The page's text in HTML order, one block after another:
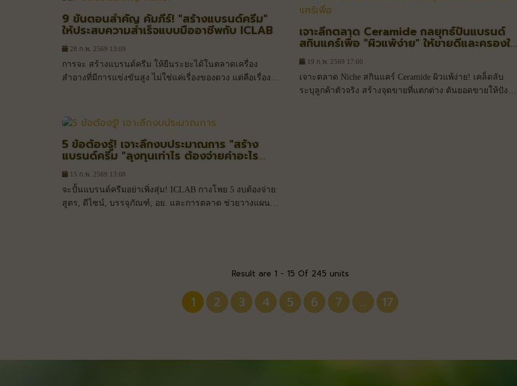
ไงดีไม่ให้เจ๊ง?"
9 ขั้นตอนสำคัญ คัมภีร์! "สร้างแบรนด์ครีม"
ให้ประสบความสำเร็จแบบมืออาชีพกับ ICLAB
28 ก.พ. 2569 13:09
การจะ สร้างแบรนด์ครีม ให้ยืนระยะได้ในตลาดเครื่อง
สำอางที่มีการแข่งขันสูง ไม่ใช่แค่เรื่องของดวง แต่คือเรื่อง
เจาะลึกตลาด Ceramide กลยุทธ์ปั้นแบรนด์
สกินแคร์เพื่อ "ผิวแพ้ง่าย" ให้ขายดีและครองใจ
ลูกค้า19 ก.พ. 2569 17:00
เจาะตลาด Niche สกินแคร์ Ceramide ผิวแพ้ง่าย! เคล็ดลับ
ระบุลูกค้าตัวจริง สร้างจุดขายที่แตกต่าง ดันยอดขายให้ปัง
5 ข้อต้องรู้! เจาะลึกงบประมาณการ "สร้าง
แบรนด์ครีม "ลุงทุนเท่าไร ต้องจ่ายค่าอะไร
บ้าง?15 ก.พ. 2569 13:08
จะปั้นแบรนด์ครีมอย่าเพิ่งสุ่ม! ICLAB กางโพย 5 งบต้องจ่าย:
สูตร, ดีไซน์, บรรจุภัณฑ์, อย. และการตลาด ช่วยวางแผน
Result are 1 - 15 Of 245 units
1 2 3 4 5 6 7 ... 17